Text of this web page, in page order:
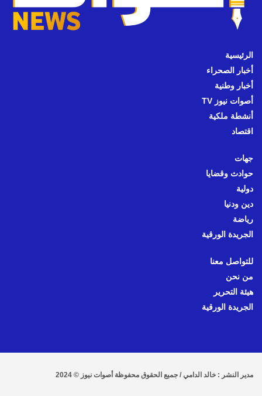
الرئيسية
أخبار الصحراء
أخبار وطنية
أصوات نيوز TV
أنشطة ملكية
اقتصاد
جهات
حوادث وقضايا
دولية
دين ودنيا
رياضة
الجريدة الورقية
للتواصل معنا
من نحن
هيئة التحرير
الجريدة الورقية
مدير النشر : خالد الدامي / جميع الحقوق محفوظة أصوات نيوز © 2024